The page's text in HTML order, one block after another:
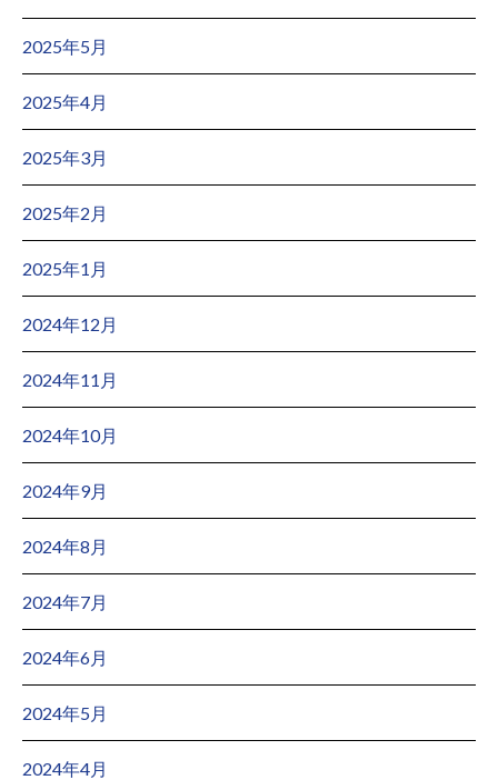
2025年5月
2025年4月
2025年3月
2025年2月
2025年1月
2024年12月
2024年11月
2024年10月
2024年9月
2024年8月
2024年7月
2024年6月
2024年5月
2024年4月